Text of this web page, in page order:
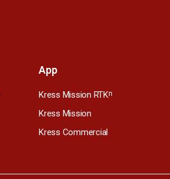
App
Kress Mission RTKn
Kress Mission
Kress Commercial